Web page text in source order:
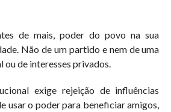
de mais, poder do povo na sua
Não de um partido e nem de uma
de interesses privados.
exige rejeição de influências
usar o poder para beneficiar amigos,